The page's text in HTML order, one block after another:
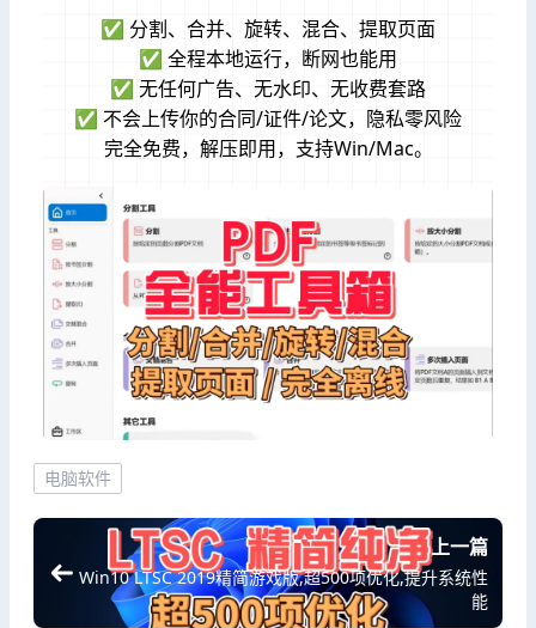
✅ 分割、合并、旋转、混合、提取页面
✅ 全程本地运行，断网也能用
✅ 无任何广告、无水印、无收费套路
✅ 不会上传你的合同/证件/论文，隐私零风险
完全免费，解压即用，支持Win/Mac。
电脑软件
上一篇
Win10 LTSC 2019精简游戏版,超500项优化,提升系统性
能